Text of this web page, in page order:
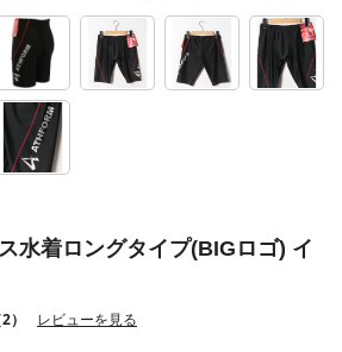
水着ロングタイプ(BIGロゴ) イ
2） レビューを見る